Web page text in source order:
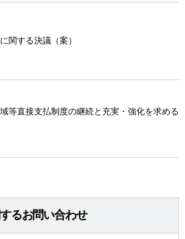
関する決議（案）
等直接支払制度の継続と充実・強化を求める
るお問い合わせ